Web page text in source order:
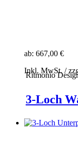
ab: 667,00 €
Inkl. MwSt. /
Ritmonio
3-Loch